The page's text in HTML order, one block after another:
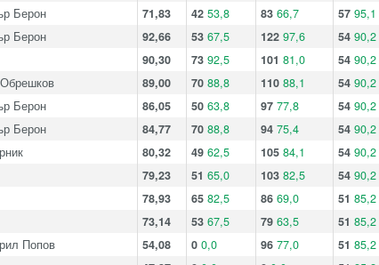
Берон 71,83 42 53,8 83 66,7 57 95,1
Берон 92,66 53 67,5 122 97,6 54 90,2
90,30 73 92,5 101 81,0 54 90,2
89,00 70 88,8 110 88,1 54 90,2
Берон 86,05 50 63,8 97 77,8 54 90,2
Берон 84,77 70 88,8 94 75,4 54 90,2
80,32 49 62,5 105 84,1 54 90,2
79,23 51 65,0 103 82,5 54 90,2
78,93 65 82,5 86 69,0 51 85,2
73,14 53 67,5 79 63,5 51 85,2
Попов 54,08 0 0,0 96 77,0 51 85,2